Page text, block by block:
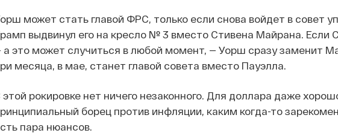
может стать главой ФРС, только если снова войдет в совет
выдвинул его на кресло № 3 вместо Стивена Майрана. Если
а это может случиться в любой момент, — Уорш сразу заменит
месяца, в мае, станет главой совета вместо Пауэлла.
этой рокировке нет ничего незаконного. Для доллара даже
борец против инфляции, каким когда-то
пара нюансов.